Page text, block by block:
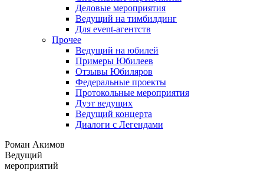
Деловые мероприятия
Ведущий на тимбилдинг
Для event-агентств
Прочее
Ведущий на юбилей
Примеры Юбилеев
Отзывы Юбиляров
Федеральные проекты
Протокольные мероприятия
Дуэт ведущих
Ведущий концерта
Диалоги с Легендами
Роман Акимов
Ведущий
мероприятий